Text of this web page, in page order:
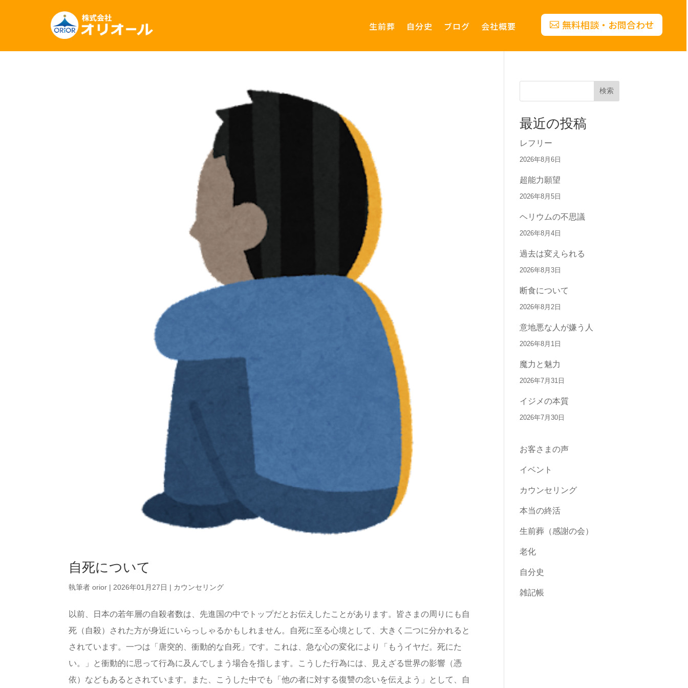
生前葬 自分史 ブログ 会社概要 無料相談・お問合わせ
自死について
執筆者orior |2026年01月27日 | カウンセリング
以前、日本の若年層の自殺者数は、先進国の中でトップだとお伝えしたことがあります。皆さまの周りにも自
死（自殺）された方が身近にいらっしゃるかもしれません。自死に至る心境として、大きく二つに分かれると
されています。一つは「唐突的、衝動的な自死」です。これは、急な心の変化により「もうイヤだ。死にた
い。」と衝動的に思って行為に及んでしまう場合を指します。こうした行為には、見えざる世界の影響（憑
依）などもあるとされています。また、こうした中でも「他の者に対する復讐の念いを伝えよう」として、自
検索
最近の投稿
レフリー
2026年8月6日
超能力願望
2026年8月5日
ヘリウムの不思議
2026年8月4日
過去は変えられる
2026年8月3日
断食について
2026年8月2日
意地悪な人が嫌う人
2026年8月1日
魔力と魅力
2026年7月31日
イジメの本質
2026年7月30日
お客さまの声
イベント
カウンセリング
本当の終活
生前葬（感謝の会）
老化
自分史
雑記帳